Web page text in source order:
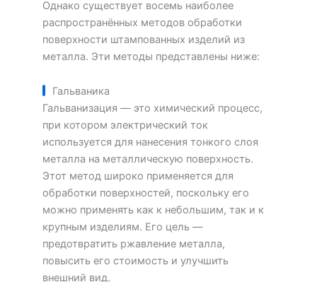
Однако существует восемь наиболее
распространённых методов обработки
поверхности штампованных изделий из
металла. Эти методы представлены ниже:
Гальваника
Гальванизация — это химический процесс,
при котором электрический ток
используется для нанесения тонкого слоя
металла на металлическую поверхность.
Этот метод широко применяется для
обработки поверхностей, поскольку его
можно применять как к небольшим, так и к
крупным изделиям. Его цель —
предотвратить ржавление металла,
повысить его стоимость и улучшить
внешний вид.